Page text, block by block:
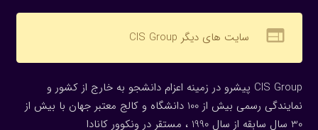
web سایت های دیگر CIS Group
CIS Group پیشرو در زمینه اعزام دانشجو به خارج از کشور و
نمایندگی رسمی بیش از 100 دانشگاه و کالج معتبر جهان با بیش از
30 سال سابقه از سال 1990 ، مستقر در ونکوور کانادا